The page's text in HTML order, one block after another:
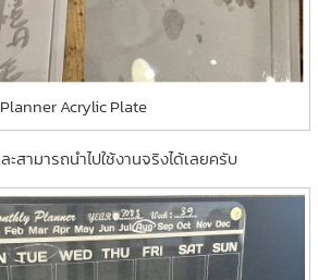
Planner Acrylic Plate
สามารถนำไปใช้งานจริงได้เลยครับ